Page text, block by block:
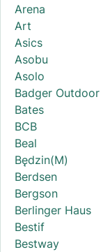
Arena
Art
Asics
Asobu
Asolo
Badger Outdoor
Bates
BCB
Beal
Będzin(M)
Berdsen
Bergson
Berlinger Haus
Bestif
Bestway